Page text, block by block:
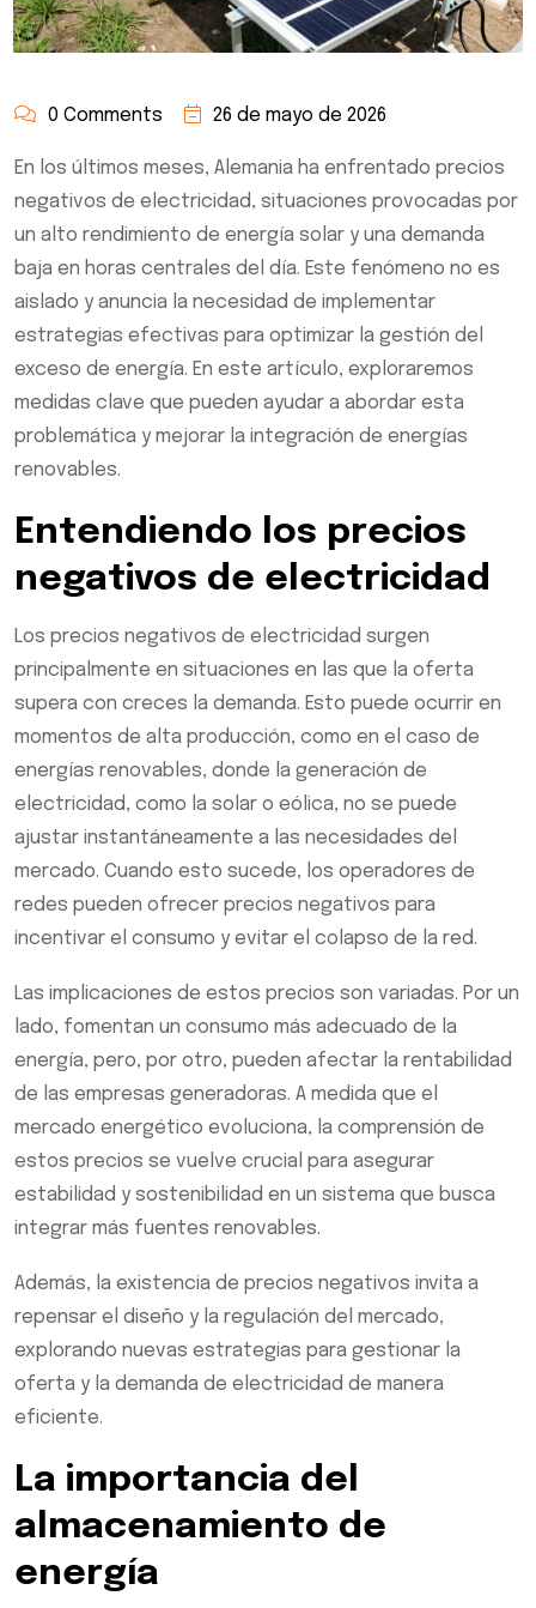
0 Comments 26 de mayo de 2026
En los últimos meses, Alemania ha enfrentado precios
negativos de electricidad, situaciones provocadas por
un alto rendimiento de energía solar y una demanda
baja en horas centrales del día. Este fenómeno no es
aislado y anuncia la necesidad de implementar
estrategias efectivas para optimizar la gestión del
exceso de energía. En este artículo, exploraremos
medidas clave que pueden ayudar a abordar esta
problemática y mejorar la integración de energías
renovables.
Entendiendo los precios
negativos de electricidad
Los precios negativos de electricidad surgen
principalmente en situaciones en las que la oferta
supera con creces la demanda. Esto puede ocurrir en
momentos de alta producción, como en el caso de
energías renovables, donde la generación de
electricidad, como la solar o eólica, no se puede
ajustar instantáneamente a las necesidades del
mercado. Cuando esto sucede, los operadores de
redes pueden ofrecer precios negativos para
incentivar el consumo y evitar el colapso de la red.
Las implicaciones de estos precios son variadas. Por un
lado, fomentan un consumo más adecuado de la
energía, pero, por otro, pueden afectar la rentabilidad
de las empresas generadoras. A medida que el
mercado energético evoluciona, la comprensión de
estos precios se vuelve crucial para asegurar
estabilidad y sostenibilidad en un sistema que busca
integrar más fuentes renovables.
Además, la existencia de precios negativos invita a
repensar el diseño y la regulación del mercado,
explorando nuevas estrategias para gestionar la
oferta y la demanda de electricidad de manera
eficiente.
La importancia del
almacenamiento de
energía